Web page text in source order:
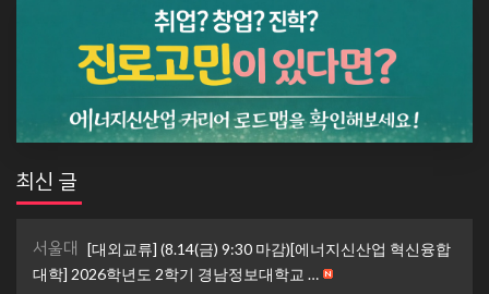
최신 글
서울대 [대외교류] (8.14(금) 9:30 마감)[에너지신산업 혁신융합
대학] 2026학년도 2학기 경남정보대학교 …